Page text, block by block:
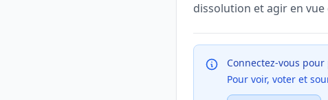
dissolution et agir en
Connectez-vous
Pour voir, voter et